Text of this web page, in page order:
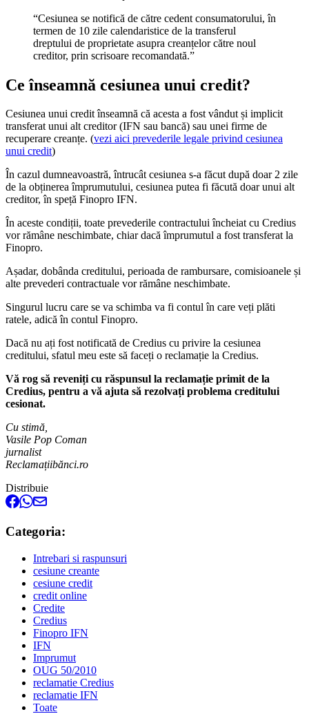
“Cesiunea se notifică de către cedent consumatorului, în
termen de 10 zile calendaristice de la transferul
dreptului de proprietate asupra creanțelor către noul
creditor, prin scrisoare recomandată.”
Ce înseamnă cesiunea unui credit?
Cesiunea unui credit înseamnă că acesta a fost vândut și implicit
transferat unui alt creditor (IFN sau bancă) sau unei firme de
recuperare creanțe. (vezi aici prevederile legale privind cesiunea
unui credit)
În cazul dumneavoastră, întrucât cesiunea s-a făcut după doar 2 zile
de la obținerea împrumutului, cesiunea putea fi făcută doar unui alt
creditor, în speță Finopro IFN.
În aceste condiții, toate prevederile contractului încheiat cu Credius
vor rămâne neschimbate, chiar dacă împrumutul a fost transferat la
Finopro.
Așadar, dobânda creditului, perioada de rambursare, comisioanele și
alte prevederi contractuale vor rămâne neschimbate.
Singurul lucru care se va schimba va fi contul în care veți plăti
ratele, adică în contul Finopro.
Dacă nu ați fost notificată de Credius cu privire la cesiunea
creditului, sfatul meu este să faceți o reclamație la Credius.
Vă rog să reveniți cu răspunsul la reclamație primit de la
Credius, pentru a vă ajuta să rezolvați problema creditului
cesionat.
Cu stimă,
Vasile Pop Coman
jurnalist
Reclamațiibănci.ro
Distribuie
Categoria:
Intrebari si raspunsuri
cesiune creante
cesiune credit
credit online
Credite
Credius
Finopro IFN
IFN
Imprumut
OUG 50/2010
reclamatie Credius
reclamatie IFN
Toate